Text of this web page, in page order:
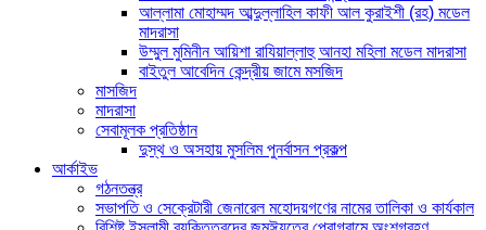
আল্লামা মোহাম্মদ আব্দুল্লাহিল কাফী আল কুরাইশী (রহ) মডেল
মাদরাসা
উম্মুল মুমিনীন আয়িশা রাযিয়াল্লাহু আনহা মহিলা মডেল মাদরাসা
বাইতুল আবেদিন কেন্দ্রীয় জামে মসজিদ
মাসজিদ
মাদরাসা
সেবামূলক প্রতিষ্ঠান
দুস্থ ও অসহায় মুসলিম পুনর্বাসন প্রকল্প
আর্কাইভ
গঠনতন্ত্র
সভাপতি ও সেক্রেটারী জেনারেল মহোদয়গণের নামের তালিকা ও কার্যকাল